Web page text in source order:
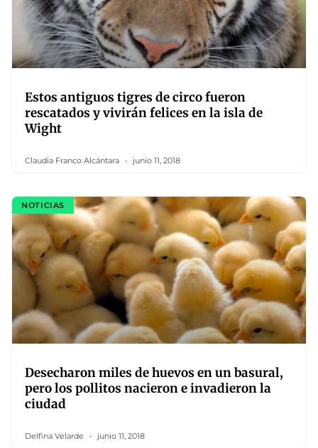
Estos antiguos tigres de circo fueron
rescatados y vivirán felices en la isla de
Wight
Claudia Franco Alcántara junio 11, 2018
NOTICIAS
Desecharon miles de huevos en un basural,
pero los pollitos nacieron e invadieron la
ciudad
Delfina Velarde junio 11, 2018